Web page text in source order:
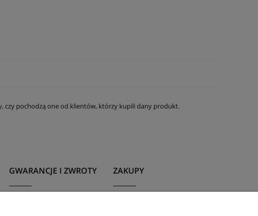
czy pochodzą one od klientów, którzy kupili dany produkt.
GWARANCJE I ZWROTY ZAKUPY